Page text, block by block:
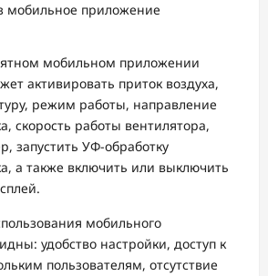
мобильное приложение
мобильном приложении
активировать приток воздуха,
режим работы, направление
скорость работы вентилятора,
запустить УФ-обработку
а также включить или выключить
мобильного
удобство настройки, доступ к
пользователям, отсутствие